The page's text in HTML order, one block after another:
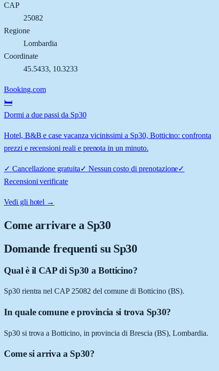
CAP
25082
Regione
Lombardia
Coordinate
45.5433, 10.3233
Booking.com
🛏️
Dormi a due passi da Sp30
Hotel, B&B e case vacanza vicinissimi a Sp30, Botticino: confronta
prezzi e recensioni reali e prenota in un minuto.
✓ Cancellazione gratuita✓ Nessun costo di prenotazione✓
Recensioni verificate
Vedi gli hotel →
Come arrivare a Sp30
Domande frequenti su Sp30
Qual è il CAP di Sp30 a Botticino?
Sp30 rientra nel CAP 25082 del comune di Botticino (BS).
In quale comune e provincia si trova Sp30?
Sp30 si trova a Botticino, in provincia di Brescia (BS), Lombardia.
Come si arriva a Sp30?